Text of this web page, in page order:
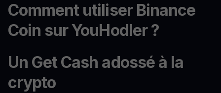
Comment utiliser Binance
Coin sur YouHodler ?
Un Get Cash adossé à la
crypto